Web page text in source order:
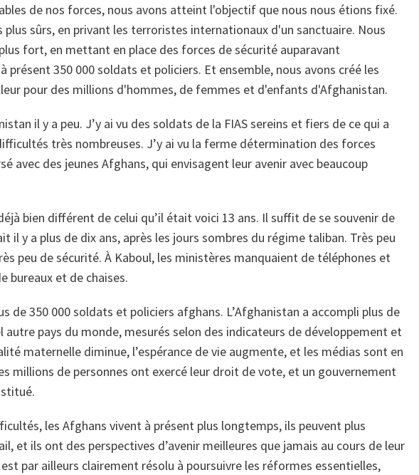
de nos forces, nous avons atteint l'objectif que nous nous étions fixé.
plus sûrs, en privant les terroristes internationaux d'un sanctuaire. Nous
fort, en mettant en place des forces de sécurité auparavant
présent 350 000 soldats et policiers. Et ensemble, nous avons créé les
pour des millions d'hommes, de femmes et d'enfants d'Afghanistan.
il y a peu. J’y ai vu des soldats de la FIAS sereins et fiers de ce qui a
très nombreuses. J’y ai vu la ferme détermination des forces
avec des jeunes Afghans, qui envisagent leur avenir avec beaucoup
bien différent de celui qu’il était voici 13 ans. Il suffit de se souvenir de
il y a plus de dix ans, après les jours sombres du régime taliban. Très peu
peu de sécurité. À Kaboul, les ministères manquaient de téléphones et
bureaux et de chaises.
de 350 000 soldats et policiers afghans. L’Afghanistan a accompli plus de
autre pays du monde, mesurés selon des indicateurs de développement et
maternelle diminue, l’espérance de vie augmente, et les médias sont en
millions de personnes ont exercé leur droit de vote, et un gouvernement
les Afghans vivent à présent plus longtemps, ils peuvent plus
et ils ont des perspectives d’avenir meilleures que jamais au cours de leur
par ailleurs clairement résolu à poursuivre les réformes essentielles,